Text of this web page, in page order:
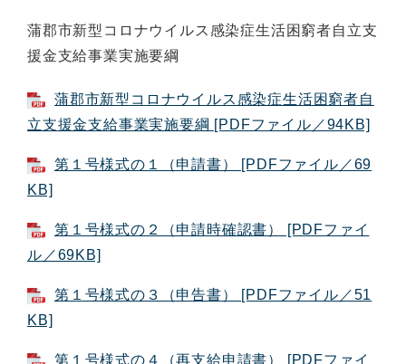
蒲郡市新型コロナウイルス感染症生活困窮者自立支
援金支給事業実施要綱
蒲郡市新型コロナウイルス感染症生活困窮者自
立支援金支給事業実施要綱 [PDFファイル／94KB]
第１号様式の１（申請書） [PDFファイル／69
KB]
第１号様式の２（申請時確認書） [PDFファイ
ル／69KB]
第１号様式の３（申告書） [PDFファイル／51
KB]
第１号様式の４（再支給申請書） [PDFファイ